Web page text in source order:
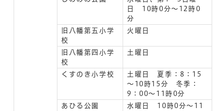
日 10時0分～12時0
分
旧八幡第五小学
校
火曜日
旧八幡第四小学
校
土曜日
くすのき小学校
土曜日 夏季：8：15
～10時15分 冬季：
9：00～11時0分
あひる公園
水曜日 10時0分～11